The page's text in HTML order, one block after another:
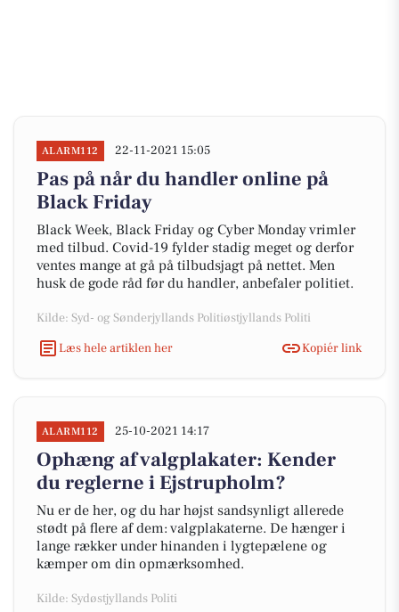
ALARM112 22-11-2021 15:05
Pas på når du handler online på
Black Friday
Black Week, Black Friday og Cyber Monday vrimler
med tilbud. Covid-19 fylder stadig meget og derfor
ventes mange at gå på tilbudsjagt på nettet. Men
husk de gode råd før du handler, anbefaler politiet.
Kilde: Syd- og Sønderjyllands Politiøstjyllands Politi
Læs hele artiklen her
Kopiér link
ALARM112 25-10-2021 14:17
Ophæng af valgplakater: Kender
du reglerne i Ejstrupholm?
Nu er de her, og du har højst sandsynligt allerede
stødt på flere af dem: valgplakaterne. De hænger i
lange rækker under hinanden i lygtepælene og
kæmper om din opmærksomhed.
Kilde: Sydøstjyllands Politi